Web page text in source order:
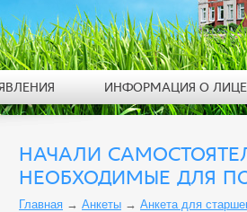
НАЧАЛИ
НЕОБХОДИМЫЕ ДЛЯ
Главная → Анкеты → Анкета для
ИНФОРМАЦИЯ О